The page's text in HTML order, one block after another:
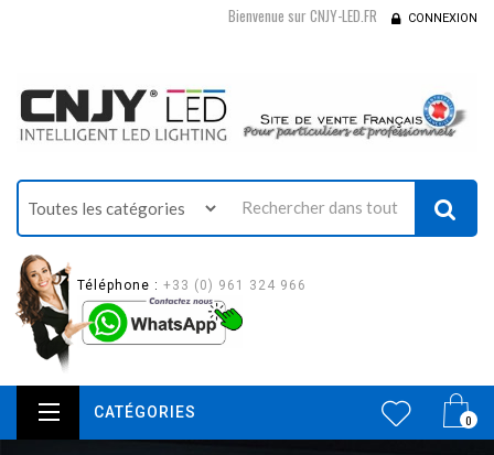
Bienvenue sur CNJY-LED.FR CONNEXION
Téléphone : +33 (0) 961 324 966
0
CATÉGORIES